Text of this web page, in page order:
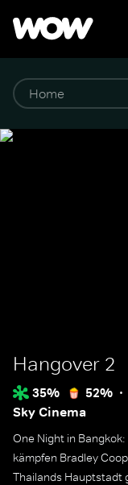
Hangover 2
35% 52%
Sky Cinema
One Night in
kämpfen Bradley
Thailands Hauptstadt